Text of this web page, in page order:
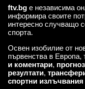
ftv.bg е независима
информира своите
интересно случващо
спорта.
Освен изобилие от
първенства в Европа,
и коментари,
резултати,
спортни